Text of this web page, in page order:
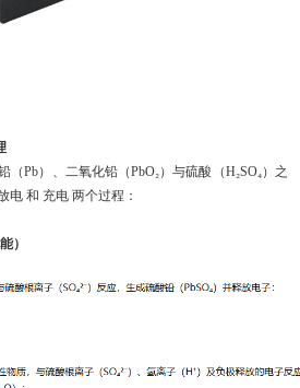
Pb）、二氧化铅（PbO₂）与硫酸（H₂SO₄）之
电 和 充电 两个过程：
）